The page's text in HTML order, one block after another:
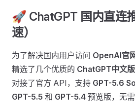
🚀 ChatGPT 国内直连
速）
为了解决国内用户访问 OpenAI官
精选了几个优质的 ChatGPT中文版
对接了官方 API，支持 GPT-5.6
GPT-5.5 和 GPT-5.4 预览版，无